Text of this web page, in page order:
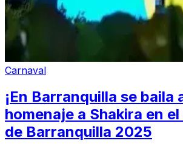
Carnaval
¡En Barranquilla se baila
homenaje a Shakira en
de Barranquilla 2025